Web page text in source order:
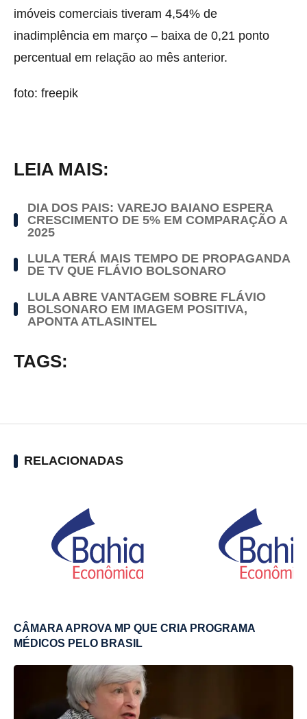
imóveis comerciais tiveram 4,54% de
inadimplência em março – baixa de 0,21 ponto
percentual em relação ao mês anterior.
foto: freepik
LEIA MAIS:
DIA DOS PAIS: VAREJO BAIANO ESPERA
CRESCIMENTO DE 5% EM COMPARAÇÃO A
2025
LULA TERÁ MAIS TEMPO DE PROPAGANDA
DE TV QUE FLÁVIO BOLSONARO
LULA ABRE VANTAGEM SOBRE FLÁVIO
BOLSONARO EM IMAGEM POSITIVA,
APONTA ATLASINTEL
TAGS:
RELACIONADAS
CÂMARA APROVA MP QUE CRIA PROGRAMA
MÉDICOS PELO BRASIL